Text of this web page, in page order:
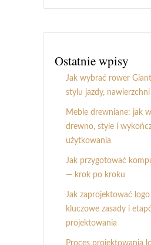
Ostatnie wpisy
Jak wybrać rower
stylu jazdy,
Meble drewniane: jak
drewno, style i
użytkowania
Jak przygotować
— krok po kroku
Jak zaprojektować
kluczowe zasady i
projektowania
Proces projektowania